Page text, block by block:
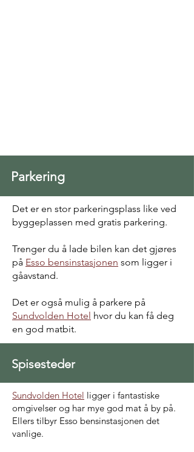
Parkering
Det er en stor parkeringsplass like ved
byggeplassen med gratis parkering.
Trenger du å lade bilen kan det gjøres
på Esso bensinstasjonen som ligger i
gåavstand.
Det er også mulig å parkere på
Sundvolden Hotel hvor du kan få deg
en god matbit.
Spisesteder
Sundvolden Hotel ligger i fantastiske
omgivelser og har mye god mat å by på.
Ellers tilbyr Esso bensinstasjonen det
vanlige.